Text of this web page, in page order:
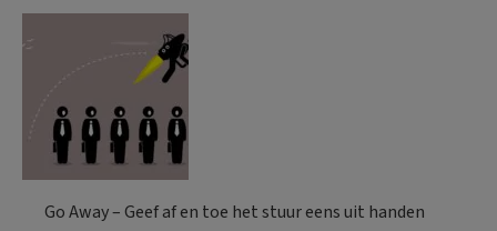
Go Away – Geef af en toe het stuur eens uit handen